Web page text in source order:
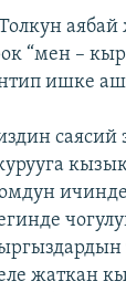
“мен –
ишке
саясий
жаткан